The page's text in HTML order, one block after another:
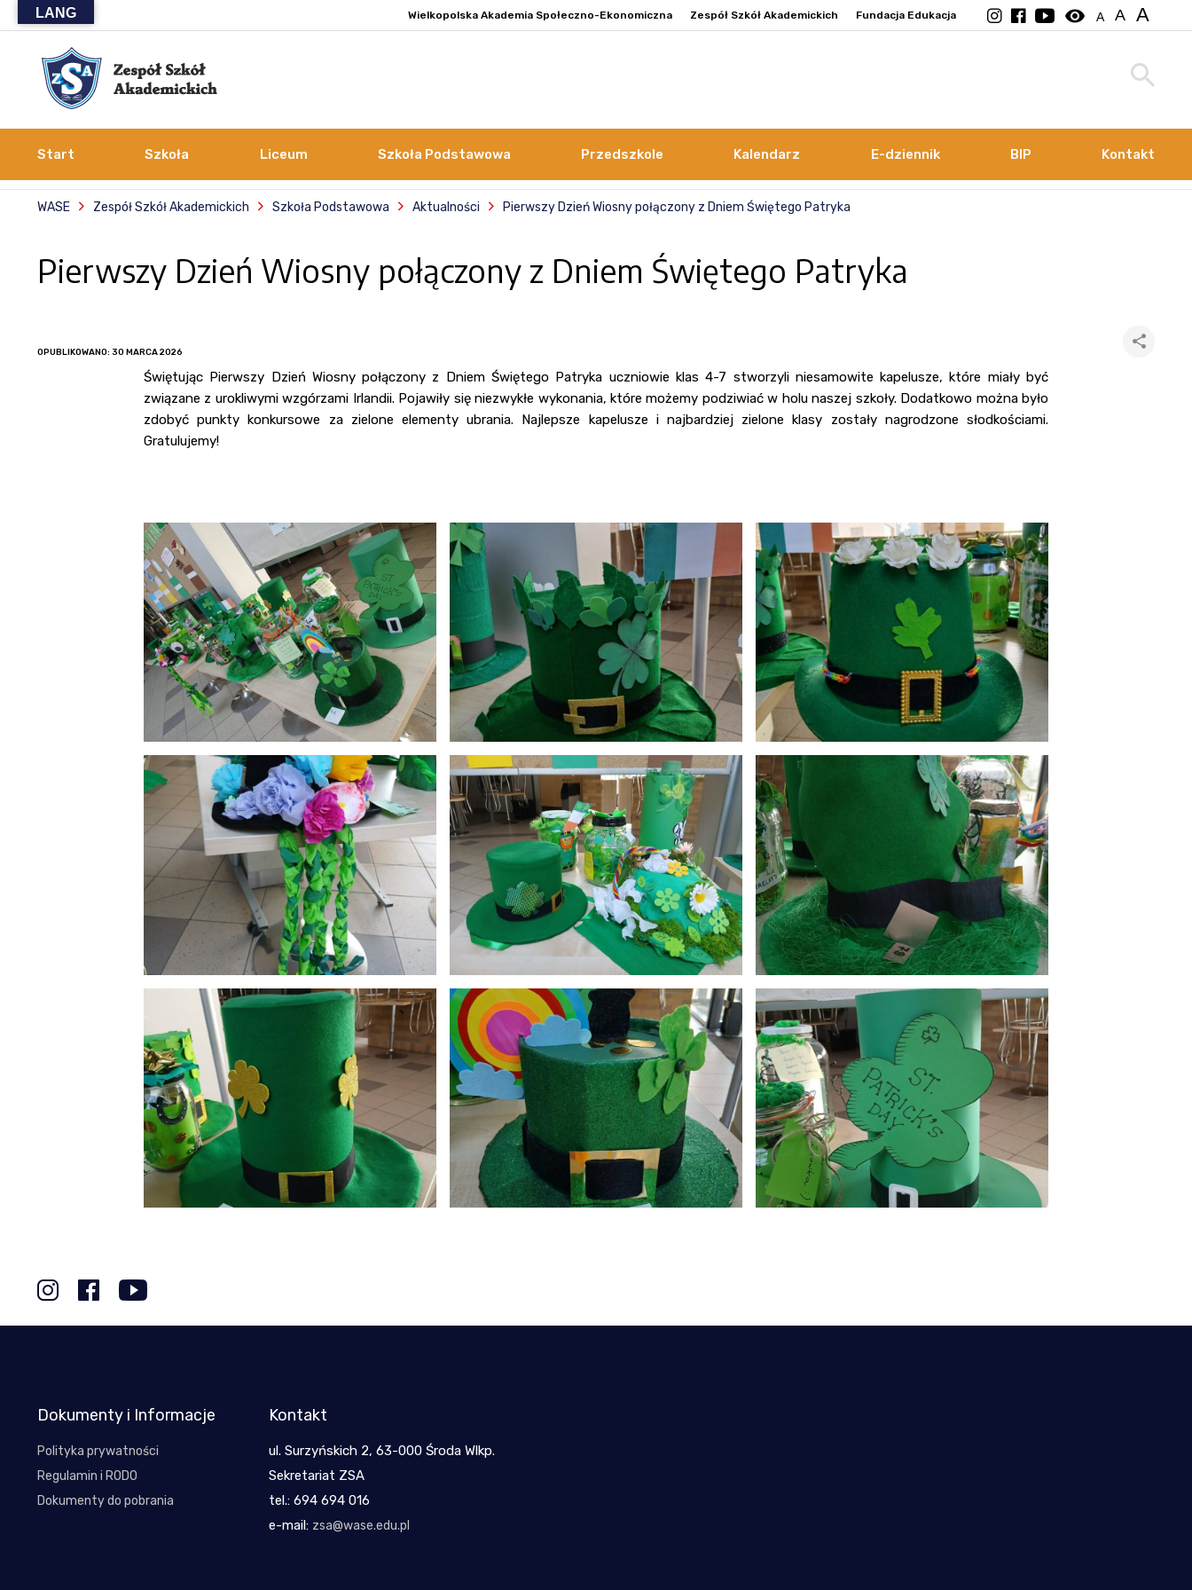
Wielkopolska Akademia Społeczno-Ekonomiczna Zespół Szkół Akademickich Fundacja Edukacja visibility A A A
Start Szkoła Liceum Szkoła Podstawowa Przedszkole Kalendarz E-dziennik BIP Kontakt
WASE Zespół Szkół Akademickich Szkoła Podstawowa Aktualności Pierwszy Dzień Wiosny połączony z Dniem Świętego Patryka
Pierwszy Dzień Wiosny połączony z Dniem Świętego Patryka
OPUBLIKOWANO: 30 MARCA 2026
Świętując Pierwszy Dzień Wiosny połączony z Dniem Świętego Patryka uczniowie klas 4-7 stworzyli niesamowite kapelusze, które miały być
związane z urokliwymi wzgórzami Irlandii. Pojawiły się niezwykłe wykonania, które możemy podziwiać w holu naszej szkoły. Dodatkowo można było
zdobyć punkty konkursowe za zielone elementy ubrania. Najlepsze kapelusze i najbardziej zielone klasy zostały nagrodzone słodkościami.
Gratulujemy!
Dokumenty i Informacje
Polityka prywatności
Regulamin i RODO
Dokumenty do pobrania
Kontakt
ul. Surzyńskich 2, 63-000 Środa Wlkp.
Sekretariat ZSA
tel.: 694 694 016
e-mail: zsa@wase.edu.pl
LANG